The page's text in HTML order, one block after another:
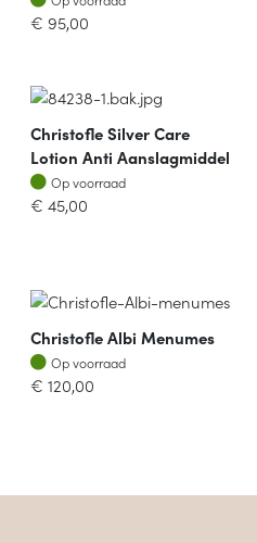
€ 95,00
Christofle Silver Care
Lotion Anti Aanslagmiddel
Op voorraad
Op voorraad
€ 45,00
Christofle Albi Menumes
Op voorraad
Op voorraad
€ 120,00